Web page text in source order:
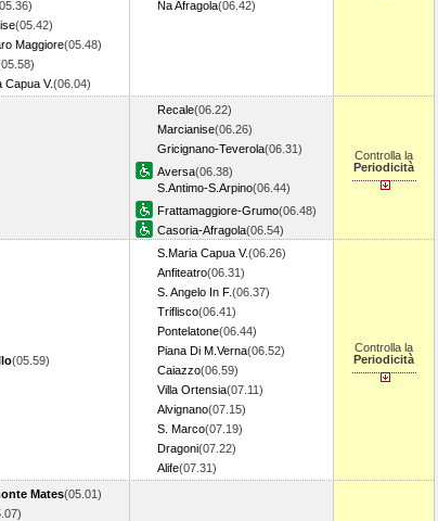
(05.42)
Maggiore(05.48)
Capua V.(06.04)
Na Afragola(06.42)
Recale(06.22)
Marcianise(06.26)
Gricignano-Teverola(06.31)
Aversa(06.38)
S.Antimo-S.Arpino(06.44)
Frattamaggiore-Grumo(06.48)
Casoria-Afragola(06.54)
Controlla la
Periodicità
(05.59)
S.Maria Capua V.(06.26)
Anfiteatro(06.31)
S. Angelo In F.(06.37)
Triflisco(06.41)
Pontelatone(06.44)
Piana Di M.Verna(06.52)
Caiazzo(06.59)
Villa Ortensia(07.11)
Alvignano(07.15)
S. Marco(07.19)
Dragoni(07.22)
Alife(07.31)
Controlla la
Periodicità
Mates(05.01)